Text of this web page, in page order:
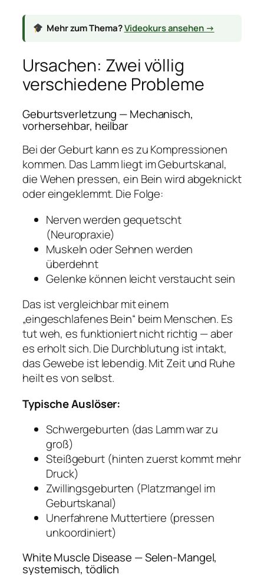
Mehr zum Thema?Videokurs ansehen →
Ursachen: Zwei völlig
verschiedene Probleme
Geburtsverletzung — Mechanisch,
vorhersehbar, heilbar
Bei der Geburt kann es zu Kompressionen
kommen. Das Lamm liegt im Geburtskanal,
die Wehen pressen, ein Bein wird abgeknickt
oder eingeklemmt. Die Folge:
Nerven werden gequetscht
(Neuropraxie)
Muskeln oder Sehnen werden
überdehnt
Gelenke können leicht verstaucht sein
Das ist vergleichbar mit einem
„eingeschlafenes Bein“ beim Menschen. Es
tut weh, es funktioniert nicht richtig — aber
es erholt sich. Die Durchblutung ist intakt,
das Gewebe ist lebendig. Mit Zeit und Ruhe
heilt es von selbst.
Typische Auslöser:
Schwergeburten (das Lamm war zu
groß)
Steißgeburt (hinten zuerst kommt mehr
Druck)
Zwillingsgeburten (Platzmangel im
Geburtskanal)
Unerfahrene Muttertiere (pressen
unkoordiniert)
White Muscle Disease — Selen-Mangel,
systemisch, tödlich